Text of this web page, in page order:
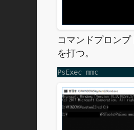
コマンドプロン
を打つ。
PsExec mmc